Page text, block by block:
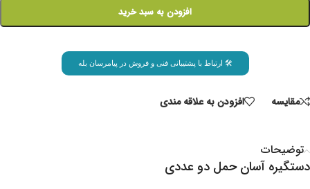
افزودن به سبد خرید
🛠 ارتباط با پشتیبانی فنی و فروش در پیامرسان بله
مقايسه افزودن به علاقه مندی
توضیحات
دستگیره آسان حمل دو عددی